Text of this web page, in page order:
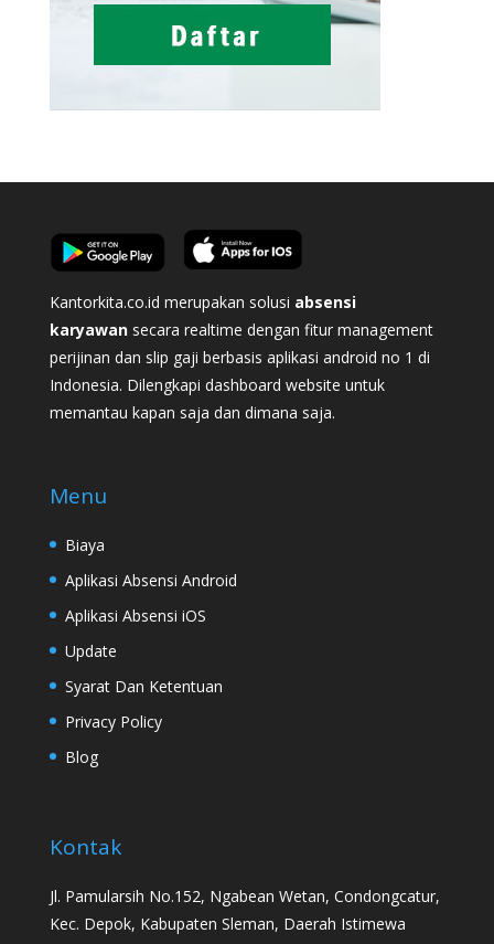
Kantorkita.co.id merupakan solusi absensi
karyawan secara realtime dengan fitur management
perijinan dan slip gaji berbasis aplikasi android no 1 di
Indonesia. Dilengkapi dashboard website untuk
memantau kapan saja dan dimana saja.
Menu
Biaya
Aplikasi Absensi Android
Aplikasi Absensi iOS
Update
Syarat Dan Ketentuan
Privacy Policy
Blog
Kontak
Jl. Pamularsih No.152, Ngabean Wetan, Condongcatur,
Kec. Depok, Kabupaten Sleman, Daerah Istimewa